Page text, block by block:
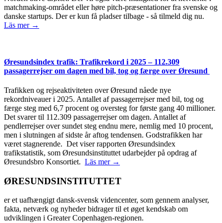
matchmaking-området eller høre pitch-præsentationer fra svenske og
danske startups. Der er kun få pladser tilbage - så tilmeld dig nu.
Läs mer →
Øresundsindex trafik: Trafikrekord i 2025 – 112.309
passagerrejser om dagen med bil, tog og færge over Øresund
Trafikken og rejseaktiviteten over Øresund nåede nye
rekordniveauer i 2025. Antallet af passagerrejser med bil, tog og
færge steg med 6,7 procent og oversteg for første gang 40 millioner.
Det svarer til 112.309 passagerrejser om dagen. Antallet af
pendlerrejser over sundet steg endnu mere, nemlig med 10 procent,
men i slutningen af sidste år aftog tendensen. Godstrafikken har
været stagnerende. Det viser rapporten Øresundsindex
trafikstatistik, som Øresundsinstituttet udarbejder på opdrag af
Øresundsbro Konsortiet. Läs mer →
ØRESUNDSINSTITUTTET
er et uafhængigt dansk-svensk videncenter, som gennem analyser,
fakta, netværk og nyheder bidrager til et øget kendskab om
udviklingen i Greater Copenhagen-regionen.